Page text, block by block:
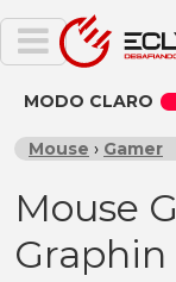
MODO CLARO
Mouse › Gamer
Mouse